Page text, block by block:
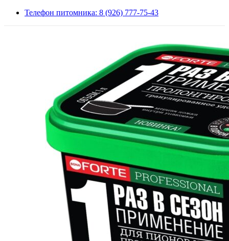
Телефон питомника: 8 (926) 777-75-43